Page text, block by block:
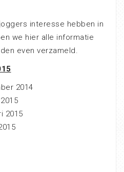
interesse hebben in
we hier alle informatie
even verzameld.
2014
2015